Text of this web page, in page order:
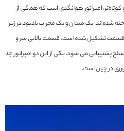
کوتاه‌تر، امپراتور هوانگدی است که همگی از
شده‌اند. یک میدان و یک محراب یادبود در زیر
قسمت تشکیل شده است. قسمت بالایی سر و
پشتیبانی می شود. یکی از این دو امپراتور جد
در چین است.